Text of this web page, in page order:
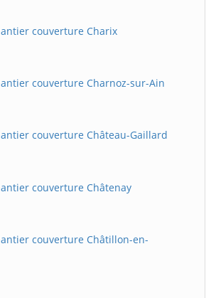
couverture Charix
couverture Charnoz-sur-Ain
couverture Château-Gaillard
couverture Châtenay
couverture Châtillon-en-